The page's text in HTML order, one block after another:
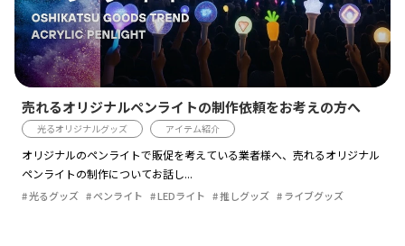
売れるオリジナルペンライトの制作依頼をお考えの方へ
光るオリジナルグッズ アイテム紹介
オリジナルのペンライトで販促を考えている業者様へ、売れるオリジナル
ペンライトの制作についてお話し...
光るグッズ ペンライト LEDライト 推しグッズ ライブグッズ